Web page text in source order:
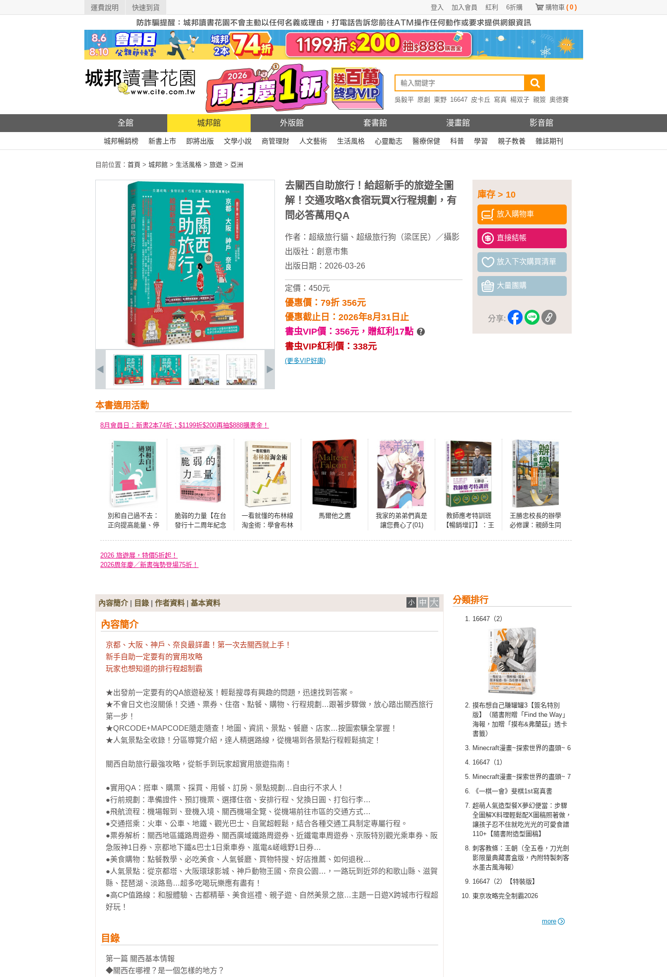
運費說明 快速到貨 購物車 ( 0 )
6折購
紅利
加入會員
登入
吳毅平 原創 東野 16647 皮卡丘 寫真 楊双子 親簽 奧德賽
全館 城邦館 外版館 套書館 漫畫館 影音館
城邦暢銷榜 新書上市 即將出版 文學小說 商管理財 人文藝術 生活風格 心靈勵志 醫療保健 科普 學習 親子教養 雜誌期刊
目前位置： 首頁 > 城邦館 > 生活風格 > 旅遊 > 亞洲
庫存 > 10
放入購物車
直接結帳
放入下次購買清單
大量團購
分享:
去關西自助旅行！給超新手的旅遊全圖
解！交通攻略X食宿玩買X行程規劃，有
問必答萬用QA
作者： 超級旅行貓 、 超級旅行狗（梁匡民）／攝影
出版社： 創意市集
出版日期：2026-03-26
定價：450元
優惠價：79折 356元
優惠截止日：2026年8月31日止
書虫VIP價：356元， 贈紅利17點
書虫VIP紅利價：338元
(更多VIP好康)
本書適用活動
8月會員日：新書2本74折；$1199折$200再抽$888購書金！
別和自己過不去：
正向提高能量、停
脆弱的力量【在台
發行十二周年紀念
一看就懂的布林線
淘金術：學會布林
馬爾他之鷹
我家的弟弟們真是
讓您費心了(01)
教師應考特訓班
【暢銷增訂】：王
王勝忠校長的辦學
必修課：親師生同
2026 旅遊展，特價5折起！
2026周年慶／新書強勢登場75折！
分類排行
16647（2）
摸布想自己賺罐罐3【簽名特別
版】（隨書附贈「Find the Way」
海報，加贈「摸布&弗蘭茲」透卡
書籤）
Minecraft漫畫~探索世界的盡頭~ 6
16647（1）
Minecraft漫畫~探索世界的盡頭~ 7
《一棋一會》斐棋1st寫真書
超萌人氣造型餐X夢幻便當：步驟
全圖解X料理輕鬆配X圖稿照著做，
讓孩子忍不住就吃光光的可愛食譜
110+【隨書附造型圖稿】
刺客教條：王朝（全五卷，刀光劍
影限量典藏書盒版，內附特製刺客
水墨古風海報）
16647（2）【特裝版】
東京攻略完全制霸2026
more
內容簡介| 目錄 | 作者資料 | 基本資料
內容簡介
京都、大阪、神戶、奈良最詳盡！第一次去關西就上手！
新手自助一定要有的實用攻略
玩家也想知道的排行程超制霸
★出發前一定要有的QA旅遊秘笈！輕鬆搜尋有興趣的問題，迅速找到答案。
★不會日文也沒關係！交通、票券、住宿、點餐、購物、行程規劃…跟著步驟做，放心踏出關西旅行
第一步！
★QRCODE+MAPCODE隨走隨查！地圖、資訊、景點、餐廳、店家…按圖索驥全掌握！
★人氣景點全收錄！分區導覽介紹，達人精選路線，從機場到各景點行程輕鬆搞定！
關西自助旅行最強攻略，從新手到玩家超實用旅遊指南！
●實用QA：搭車、購票、採買、用餐、訂房、景點規劃…自由行不求人！
●行前規劃：準備證件、預訂機票、選擇住宿、安排行程、兌換日圓、打包行李…
●飛航流程：機場報到、登機入境、關西機場全覽、從機場前往市區的交通方式…
●交通搭乘：火車、公車、地鐵、觀光巴士、自駕超輕鬆，結合各種交通工具制定專屬行程。
●票券解析：關西地區鐵路周遊券、關西廣域鐵路周遊券、近鐵電車周遊券、京阪特別觀光乘車券、阪
急阪神1日券、京都地下鐵&巴士1日乘車券、嵐電&嵯峨野1日券…
●美食購物：點餐教學、必吃美食、人氣餐廳、買物特搜、好店推薦、如何退稅…
●人氣景點：從京都塔、大阪環球影城、神戶動物王國、奈良公園…，一路玩到近郊的和歌山縣、滋賀
縣、琵琶湖、淡路島…超多吃喝玩樂應有盡有！
●高CP值路線：和服體驗、古都精華、美食巡禮、親子遊、自然美景之旅…主題一日遊X跨城市行程超
好玩！
目錄
第一篇 關西基本情報
◆關西在哪裡？是一個怎樣的地方？